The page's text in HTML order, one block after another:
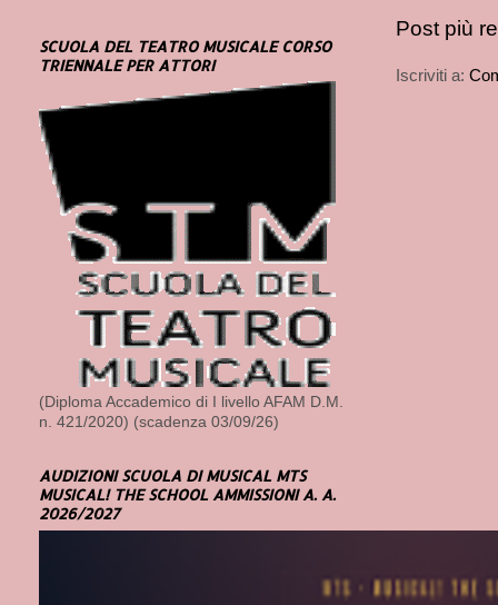
Post più
Iscriviti a:
SCUOLA DEL TEATRO MUSICALE CORSO
TRIENNALE PER ATTORI
(Diploma Accademico di I livello AFAM D.M.
n. 421/2020) (scadenza 03/09/26)
AUDIZIONI SCUOLA DI MUSICAL MTS
MUSICAL! THE SCHOOL AMMISSIONI A. A.
2026/2027